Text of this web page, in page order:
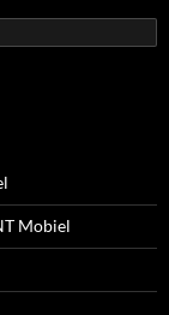
Mobiel